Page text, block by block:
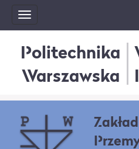
Toggle
navigation
Politechnika
Warszawska